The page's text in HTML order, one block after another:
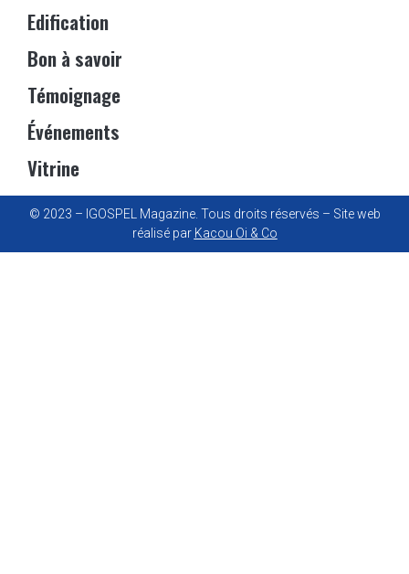
Edification
Bon à savoir
Témoignage
Événements
Vitrine
© 2023 – IGOSPEL Magazine. Tous droits réservés – Site web
réalisé par Kacou Oi & Co